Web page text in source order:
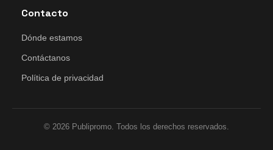
Contacto
Dónde estamos
Contáctanos
Política de privacidad
© 2026 Publipromo. Todos los derechos reservados.